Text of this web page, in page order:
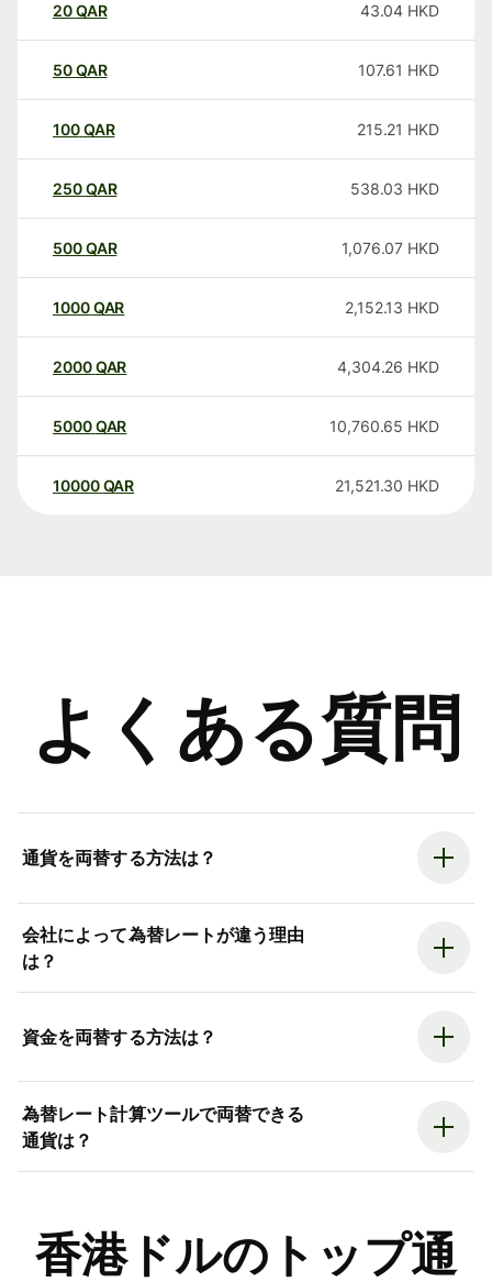
20QAR 43.04 HKD
50QAR 107.61 HKD
100QAR 215.21 HKD
250QAR 538.03 HKD
500QAR 1,076.07 HKD
1000QAR 2,152.13 HKD
2000QAR 4,304.26 HKD
5000QAR 10,760.65 HKD
10000 QAR 21,521.30 HKD
よくある質問
通貨を両替する方法は？
会社によって為替レートが違う理由
は？
資金を両替する方法は？
為替レート計算ツールで両替できる
通貨は？
香港ドルのトップ通